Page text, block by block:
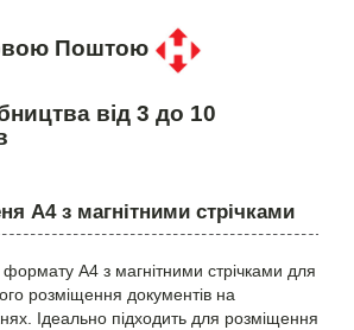
Поштою
від 3 до 10
А4 з магнітними стрічками
A4 з магнітними стрічками для
розміщення документів на
Ідеально підходить для розміщення